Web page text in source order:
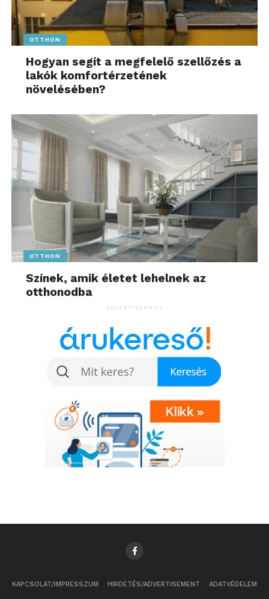
OTTHON
Hogyan segít a megfelelő szellőzés a
lakók komfortérzetének
növelésében?
OTTHON
Színek, amik életet lehelnek az
otthonodba
ADVERTISEMENT
KAPCSOLAT/IMPRESSZUM HIRDETÉS/ADVERTISEMENT ADATVÉDELEM